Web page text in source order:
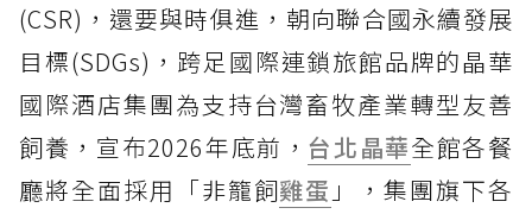
(CSR)，還要與時俱進，朝向聯合國永續發展
目標(SDGs)，跨足國際連鎖旅館品牌的晶華
國際酒店集團為支持台灣畜牧產業轉型友善
飼養，宣布2026年底前， 台北晶華全館各餐
廳將全面採用「非籠飼雞蛋 」，集團旗下各